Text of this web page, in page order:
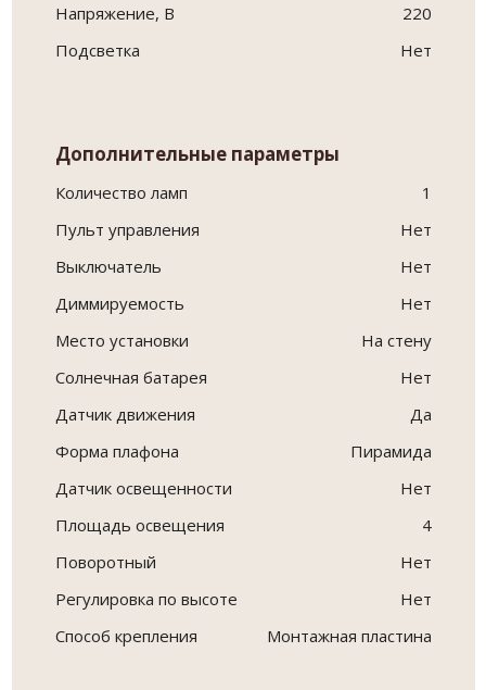
Напряжение, В
220
Подсветка
Нет
Дополнительные параметры
Количество ламп
1
Пульт управления
Нет
Выключатель
Нет
Диммируемость
Нет
Место установки
На стену
Солнечная батарея
Нет
Датчик движения
Да
Форма плафона
Пирамида
Датчик освещенности
Нет
Площадь освещения
4
Поворотный
Нет
Регулировка по высоте
Нет
Способ крепления
Монтажная пластина